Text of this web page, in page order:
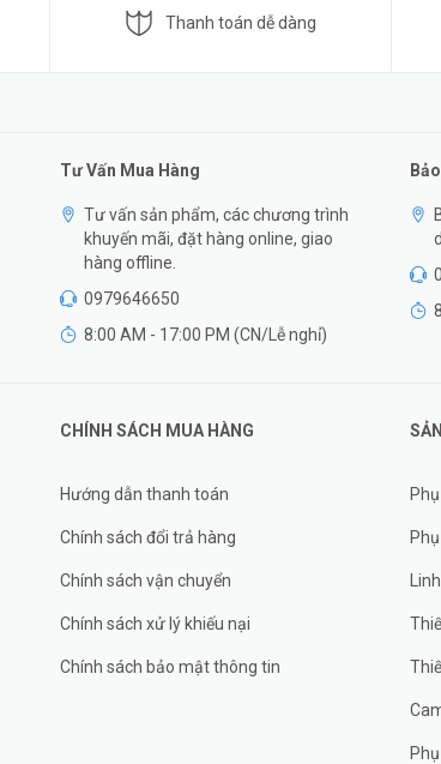
Thanh toán dễ dàng
Tư Vấn Mua Hàng
Tư vấn sản phẩm, các chương trình
khuyến mãi, đặt hàng online, giao
hàng offline.
0979646650
8:00 AM - 17:00 PM (CN/Lễ nghỉ)
CHÍNH SÁCH MUA HÀNG
Hướng dẫn thanh toán
Chính sách đổi trả hàng
Chính sách vận chuyển
Chính sách xử lý khiếu nại
Chính sách bảo mật thông tin